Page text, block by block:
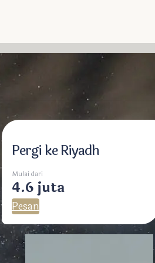
Pergi ke Riyadh
Mulai dari
4.6 juta
Pesan